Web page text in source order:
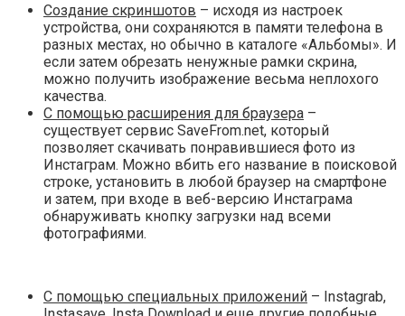
Создание скриншотов – исходя из настроек
устройства, они сохраняются в памяти телефона в
разных местах, но обычно в каталоге «Альбомы». И
если затем обрезать ненужные рамки скрина,
можно получить изображение весьма неплохого
качества.
С помощью расширения для браузера –
существует сервис SaveFrom.net, который
позволяет скачивать понравившиеся фото из
Инстаграм. Можно вбить его название в поисковой
строке, установить в любой браузер на смартфоне
и затем, при входе в веб-версию Инстаграма
обнаруживать кнопку загрузки над всеми
фотографиями.
С помощью специальных приложений – Instagrab,